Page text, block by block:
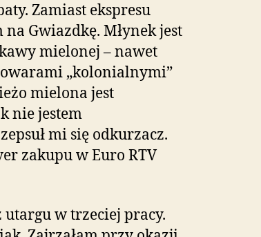
Zamiast ekspresu
Gwiazdkę. Młynek jest
mielonej – nawet
„kolonialnymi”
mielona jest
nie jestem
mi się odkurzacz.
zakupu w Euro RTV
utargu w trzeciej pracy.